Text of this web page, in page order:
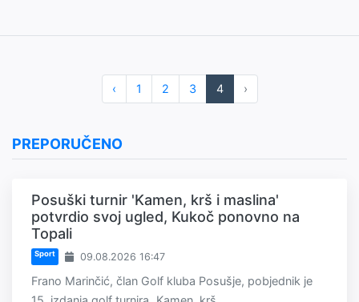
‹ 1 2 3 4 ›
PREPORUČENO
Posuški turnir 'Kamen, krš i maslina'
potvrdio svoj ugled, Kukoč ponovno na
Topali
Sport 09.08.2026 16:47
Frano Marinčić, član Golf kluba Posušje, pobjednik je